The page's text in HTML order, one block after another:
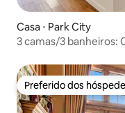
Casa ⋅ Park City
3 camas/3 banheiros:
Preferido dos
Preferido dos